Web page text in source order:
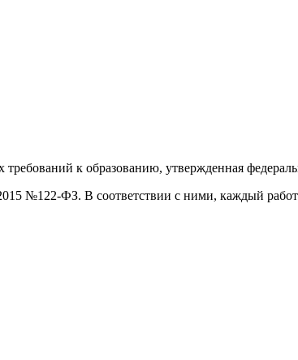
к образованию, утвержденная
№122-ФЗ. В соответствии с ними, каждый